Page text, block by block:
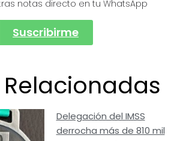
notas directo en tu WhatsApp
Suscribirme
Delegación del IMSS
derrocha más de 810 mil